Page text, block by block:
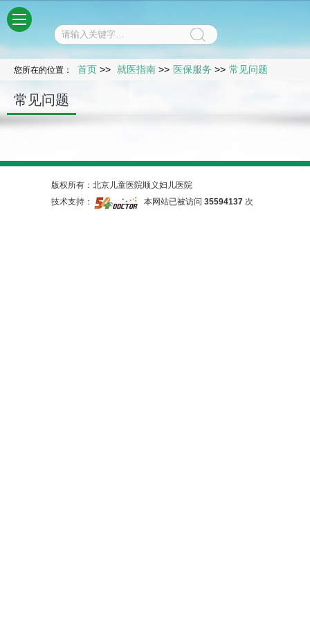
您所在的位置： 首页 >> 就医指南 >> 医保服务 >> 常见问题
常见问题
版权所有：北京儿童医院顺义妇儿医院
技术支持：
本网站已被访问 35594137 次